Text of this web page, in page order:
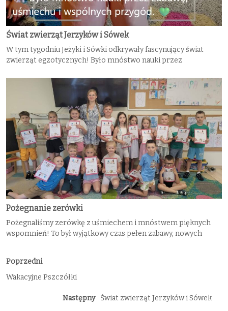
Świat zwierząt Jerzyków i Sówek
W tym tygodniu Jeżyki i Sówki odkrywały fascynujący świat
zwierząt egzotycznych! Było mnóstwo nauki przez
Pożegnanie zerówki
Pożegnaliśmy zerówkę z uśmiechem i mnóstwem pięknych
wspomnień! To był wyjątkowy czas pełen zabawy, nowych
Poprzedni
Wakacyjne Pszczółki
Następny Świat zwierząt Jerzyków i Sówek